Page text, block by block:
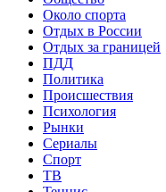
Около спорта
Отдых в России
Отдых за границей
ПДД
Политика
Происшествия
Психология
Рынки
Сериалы
Спорт
ТВ